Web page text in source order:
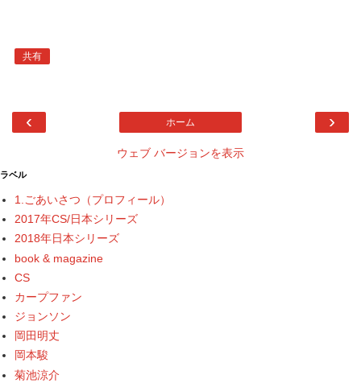
共有
‹ ›
ホーム
ウェブ バージョンを表示
ラベル
1.ごあいさつ（プロフィール）
2017年CS/日本シリーズ
2018年日本シリーズ
book & magazine
CS
カープファン
ジョンソン
岡田明丈
岡本駿
菊池涼介